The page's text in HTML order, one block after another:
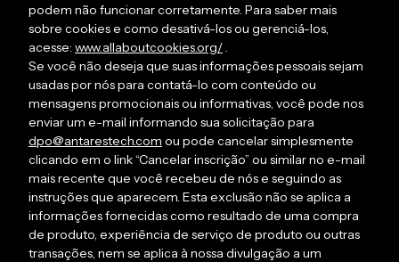
podem não funcionar corretamente. Para saber mais
sobre cookies e como desativá-los ou gerenciá-los,
acesse: www.allaboutcookies.org/.
Se você não deseja que suas informações pessoais sejam
usadas por nós para contatá-lo com conteúdo ou
mensagens promocionais ou informativas, você pode nos
enviar um e-mail informando sua solicitação para
dpo@antarestech.com ou pode cancelar simplesmente
clicando em o link “Cancelar inscrição” ou similar no e-mail
mais recente que você recebeu de nós e seguindo as
instruções que aparecem. Esta exclusão não se aplica a
informações fornecidas como resultado de uma compra
de produto, experiência de serviço de produto ou outras
transações, nem se aplica à nossa divulgação a um